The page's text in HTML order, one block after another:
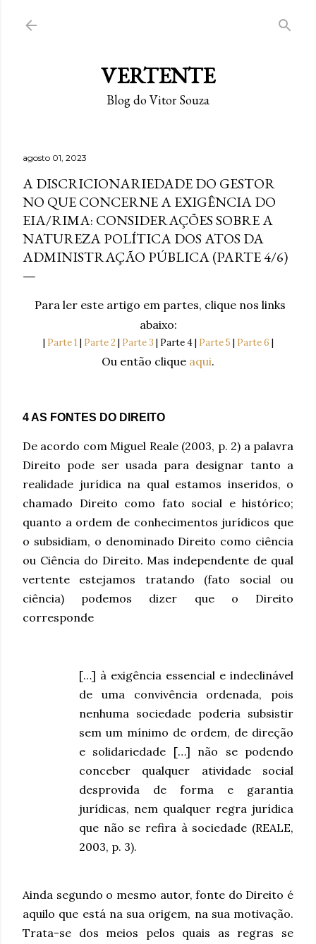
VERTENTE
Blog do Vitor Souza
agosto 01, 2023
A DISCRICIONARIEDADE DO GESTOR
NO QUE CONCERNE A EXIGÊNCIA DO
EIA/RIMA: CONSIDERAÇÕES SOBRE A
NATUREZA POLÍTICA DOS ATOS DA
ADMINISTRAÇÃO PÚBLICA (PARTE 4/6)
Para ler este artigo em partes, clique nos links
abaixo:
| Parte 1 | Parte 2 | Parte 3 | Parte 4| Parte 5 | Parte 6 |
Ou então clique aqui.
4 AS FONTES DO DIREITO
De acordo com Miguel Reale (2003, p. 2) a palavra
Direito pode ser usada para designar tanto a
realidade jurídica na qual estamos inseridos, o
chamado Direito como fato social e histórico;
quanto a ordem de conhecimentos jurídicos que
o subsidiam, o denominado Direito como ciência
ou Ciência do Direito. Mas independente de qual
vertente estejamos tratando (fato social ou
ciência) podemos dizer que o Direito
corresponde
[…] à exigência essencial e indeclinável
de uma convivência ordenada, pois
nenhuma sociedade poderia subsistir
sem um mínimo de ordem, de direção
e solidariedade […] não se podendo
conceber qualquer atividade social
desprovida de forma e garantia
jurídicas, nem qualquer regra jurídica
que não se refira à sociedade (REALE,
2003, p. 3).
Ainda segundo o mesmo autor, fonte do Direito é
aquilo que está na sua origem, na sua motivação.
Trata-se dos meios pelos quais as regras se